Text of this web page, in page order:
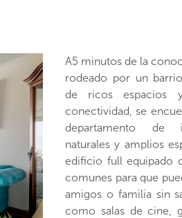
A5 minutos de la
rodeado por un
de ricos espacios
conectividad, se
departamento de
naturales y amplios
edificio full equipado
comunes para que
amigos o familia sin
como salas de cine,
la Plaza Las Lilas,
restaurantes donde
tardes de teletrabajo
semana diferente
departamento
espacios bien
amplias ventanas
despejada adornada
las calles
orientado entre el